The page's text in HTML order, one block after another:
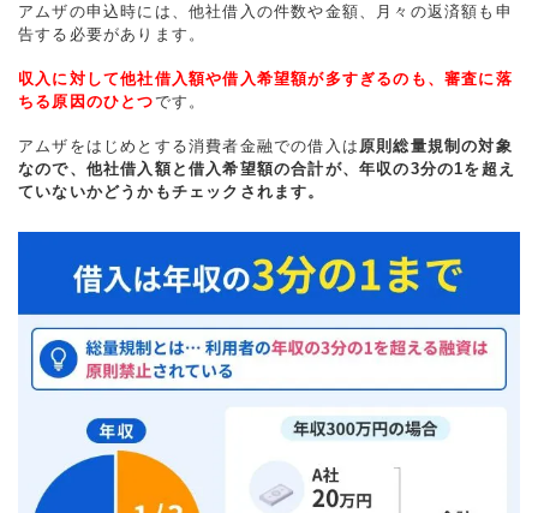
アムザの申込時には、他社借入の件数や金額、月々の返済額も申
告する必要があります。
収入に対して他社借入額や借入希望額が多すぎるのも、審査に落
ちる原因のひとつです。
アムザをはじめとする消費者金融での借入は 原則総量規制の対象
なので、他社借入額と借入希望額の合計が、年収の3分の1を超え
ていないかどうかもチェックされます。